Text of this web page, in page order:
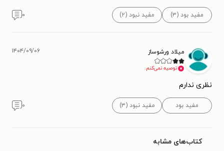
مفید بود (۳) مفید نبود (۲) ۰
میلاد ورشوساز
توصیه نمی‌کنم.
۱۴۰۴/۰۹/۰۶
نظری ندارم
مفید بود مفید نبود (۳) ۰
کتاب‌های مشابه